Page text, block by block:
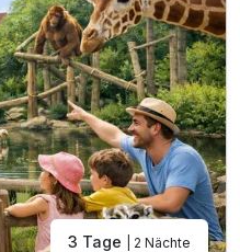
3 Tage | 2 Nächte